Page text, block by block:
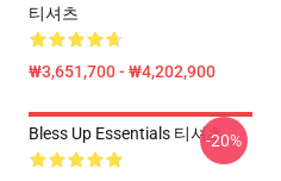
티셔츠
₩3,651,700 - ₩4,202,900
Bless Up Essentials 티셔츠-20%